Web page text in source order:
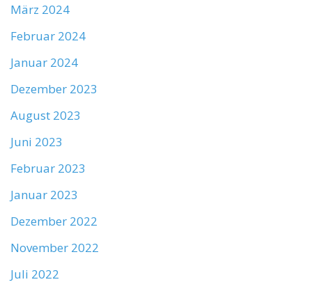
März 2024
Februar 2024
Januar 2024
Dezember 2023
August 2023
Juni 2023
Februar 2023
Januar 2023
Dezember 2022
November 2022
Juli 2022